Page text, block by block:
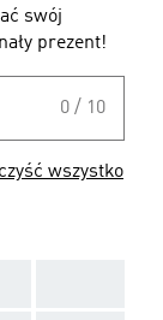
swój
prezent!
0 / 10
wszystko